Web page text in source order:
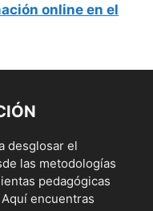
online en el
desglosar el
las metodologías
pedagógicas
encuentras